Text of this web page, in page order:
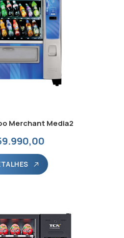
Merchant Media2